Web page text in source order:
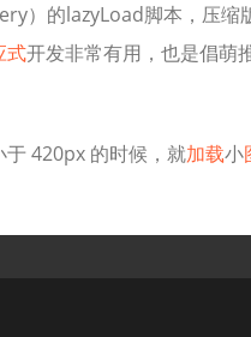
）的lazyLoad脚本，压
式开发非常有用，也是倡萌
420px 的时候，就加载小